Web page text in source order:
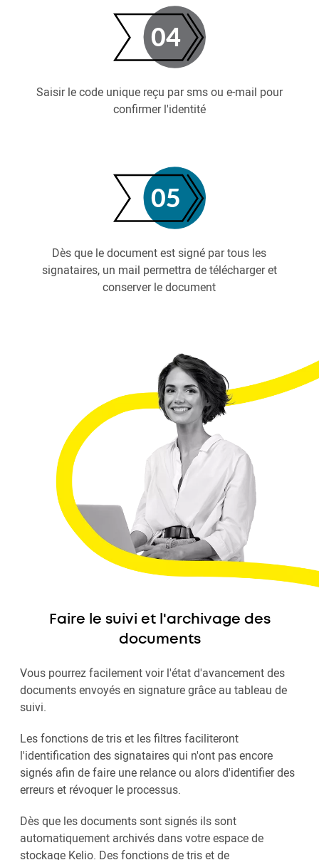
Saisir le code unique reçu par sms ou e-mail pour
confirmer l'identité
Dès que le document est signé par tous les
signataires, un mail permettra de télécharger et
conserver le document
Faire le suivi et l'archivage des
documents
Vous pourrez facilement voir l'état d'avancement des
documents envoyés en signature grâce au tableau de
suivi.
Les fonctions de tris et les filtres faciliteront
l'identification des signataires qui n'ont pas encore
signés afin de faire une relance ou alors d'identifier des
erreurs et révoquer le processus.
Dès que les documents sont signés ils sont
automatiquement archivés dans votre espace de
stockage Kelio. Des fonctions de tris et de